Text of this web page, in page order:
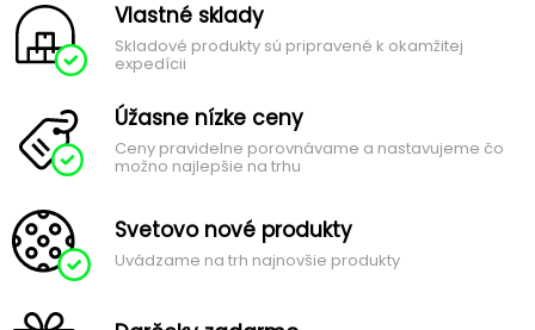
Vlastné sklady
Skladové produkty sú pripravené k okamžitej
expedícii
Úžasne nízke ceny
Ceny pravidelne porovnávame a nastavujeme čo
možno najlepšie na trhu
Svetovo nové produkty
Uvádzame na trh najnovšie produkty